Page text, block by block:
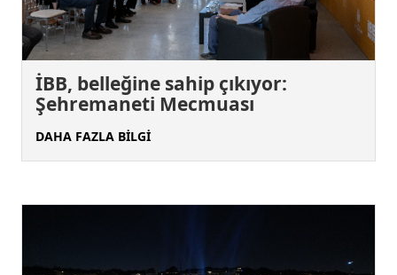
İBB, belleğine sahip çıkıyor:
Şehremaneti Mecmuası
DAHA FAZLA BİLGİ